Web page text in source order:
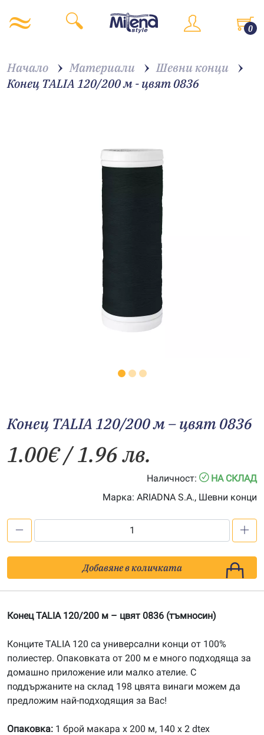
0
Начало Материали
Шевни конци
Конец TALIA 120/200 м - цвят 0836
Конец TALIA 120/200 м – цвят 0836
1.00€/ 1.96 лв.
Наличност:
НА СКЛАД
Марка: ARIADNA S.A., Шевни конци
TALIA
120/200
-
0836
Добавяне в количката
Конец TALIA 120/200 м – цвят 0836 (тъмносин)
Конците TALIA 120 са универсални конци от 100%
полиестер. Опаковката от 200 м е много подходяща за
домашно приложение или малко ателие. С
поддържаните на склад 198 цвята винаги можем да
предложим най-подходящия за Вас!
Опаковка: 1 брой макара х 200 м, 140 x 2 dtex